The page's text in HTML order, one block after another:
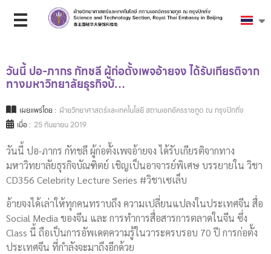
วันนี้ ปอ-ภากร กัทชลี ผู้ก่อตั้งเพจอ้ายจง ได้รับเกียรติจาก
ทางมหาวิทยาลัยธุรกิจบั…
เผยแพร่โดย : ฝ่ายวิทยาศาสตร์และเทคโนโลยี สถานเอกอัครราชทูต ณ กรุงปักกิ่ง
เมื่อ : 25 กันยายน 2019
วันนี้ ปอ-ภากร กัทชลี ผู้ก่อตั้งเพจอ้ายจง ได้รับเกียรติจากทาง
มหาวิทยาลัยธุรกิจบัณฑิตย์ เชิญเป็นอาจารย์พิเศษ บรรยายใน วิชา
CD356 Celebrity Lecture Series #วิชาเซเล็บ
อ้ายจงได้เล่าให้ทุกคนทราบถึง ความเปลี่ยนแปลงในประเทศจีน สื่อ
Social Media ของจีน และ การทำการสื่อสารการตลาดในจีน ซึ่ง
Class นี้ ถือเป็นการอัพเดตความรู้ในวาระครบรอบ 70 ปี การก่อตั้ง
ประเทศจีน ที่กำลังจะมาถึงอีกด้วย